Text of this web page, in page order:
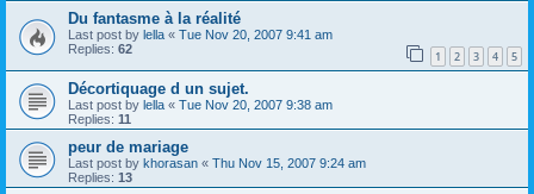
Du fantasme à la réalité
Last post by lella « Tue Nov 20, 2007 9:41 am
Replies: 62 1 2 3 4 5
Décortiquage d un sujet.
Last post by lella « Tue Nov 20, 2007 9:38 am
Replies: 11
peur de mariage
Last post by khorasan « Thu Nov 15, 2007 9:24 am
Replies: 13